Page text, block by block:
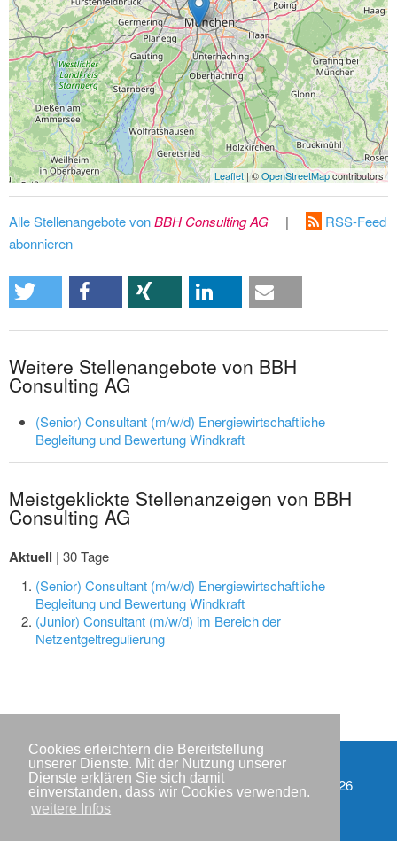
Cookies erleichtern die Bereitstellung
unserer Dienste. Mit der Nutzung unserer
Dienste erklären Sie sich damit
einverstanden, dass wir Cookies verwenden.
weitere Infos
Leaflet | ©OpenStreetMapcontributors
Alle Stellenangebote vonBBH Consulting AG |
RSS-Feed
abonnieren
Weitere Stellenangebote von BBH
Consulting AG
(Senior) Consultant (m/w/d) Energiewirtschaftliche
Begleitung und Bewertung Windkraft
Meistgeklickte Stellenanzeigen von BBH
Consulting AG
Aktuell | 30 Tage
(Senior) Consultant (m/w/d) Energiewirtschaftliche
Begleitung und Bewertung Windkraft
(Junior) Consultant (m/w/d) im Bereich der
Netzentgeltregulierung
Impressum
Datenschutzerklärung
Copyright © IWR 2026